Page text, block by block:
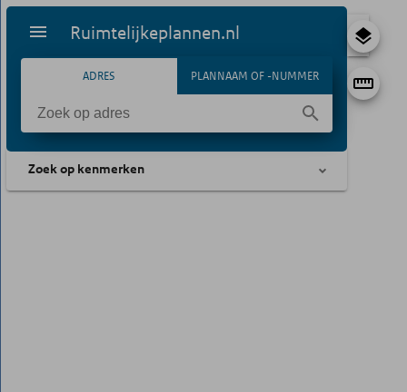
Ruimtelijkeplannen.nl
ADRES PLANNAAM OF -NUMMER
Zoek op kenmerken